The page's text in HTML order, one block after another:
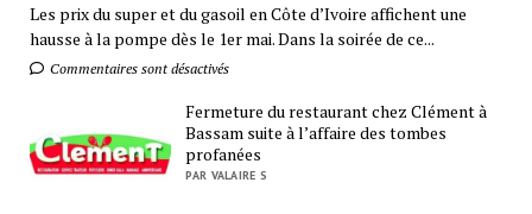
Les prix du super et du gasoil en Côte d’Ivoire affichent une
hausse à la pompe dès le 1er mai. Dans la soirée de ce...
Commentaires sont désactivés
Fermeture du restaurant chez Clément à
Bassam suite à l’affaire des tombes
profanées
PAR VALAIRE S